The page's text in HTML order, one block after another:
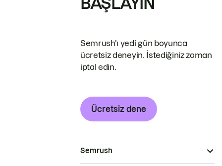
Semrush'ı yedi gün boyunca
ücretsiz deneyin. İstediğiniz zaman
iptal edin.
Ücretsiz dene
Semrush